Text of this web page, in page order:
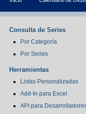
Consulta de Series
Por Categoría
Por Series
Herramientas
Listas Personalizadas
Add-In para Excel
API para